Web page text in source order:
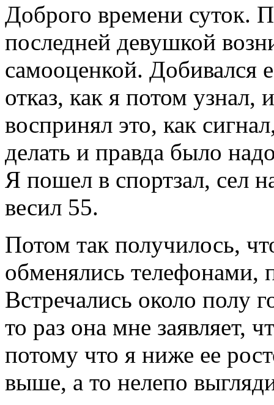
Доброго времени суток.
последней девушкой
самооценкой. Добивался
отказ, как я потом узнал,
воспринял это, как
делать и правда было
Я пошел в спортзал, сел
весил 55.
Потом так получилось,
обменялись
Встречались около полу
то раз она мне заявляет,
потому что я ниже ее
выше, а то нелепо